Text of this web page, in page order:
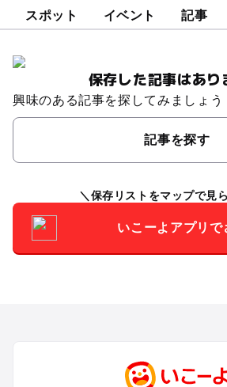
スポット イベント 記事
保存した記事はあり
興味のある記事を探してみましょう
記事を探す
保存リストをマップで見
いこーよアプリで